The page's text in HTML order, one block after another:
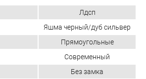
Лдсп
Яшма черный/дуб сильвер
Прямоугольные
Современный
Без замка